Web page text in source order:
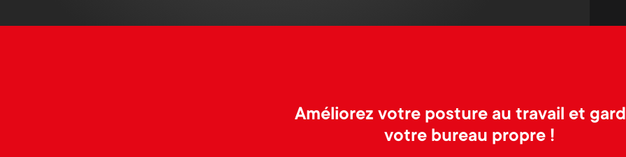
Améliorez votre posture au travail et
votre bureau propre !